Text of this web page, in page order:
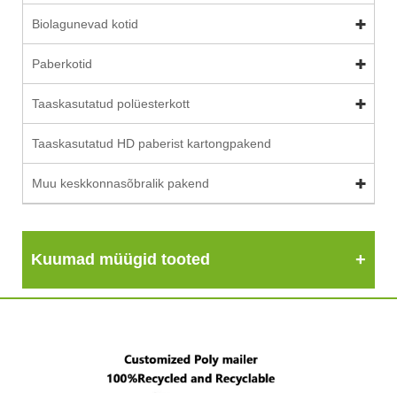
Biolagunevad kotid
Paberkotid
Taaskasutatud polüesterkott
Taaskasutatud HD paberist kartongpakend
Muu keskkonnasõbralik pakend
Kuumad müügid tooted